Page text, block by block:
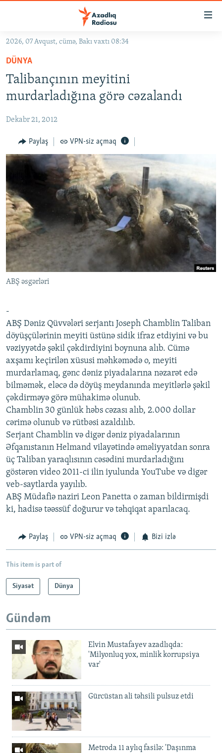
Əsas
qayıt
Əsas
naviqasiyaya
qayıt
Axtarışa
#İZAHLA
KORRUPSIOMETR
FƏRQƏ BAX
QANUNI DOĞRU
ARAŞDIRMA
MULTIMEDIA
VIDEO
FOTOQALEREYA
İNFOQRAFIKA
KARIKATURA
RADIO ARXIV
OXU ZALI
AZƏRBAYCAN ƏDƏBIYYATI KITABXANASI
İSLAM VƏ DEMOKRATIYA
İZ - MƏDƏNIYYƏT PROQRAMI
HAQQIMIZDA
MISSIYAMIZ
PEŞƏ ETIKASI VƏ JURNALISTIKA STANDARTLARIMIZ
MATERIALLARIMIZDAN ISTIFADƏ
AZADLIQRADIOSU MOBIL TELEFONUNUZDA
XƏBƏR BÜLLETENLƏRIMIZ
BIZI IZLƏ
RFE/RL-in bütün saytları
2026, 07 Avqust, cümə, Bakı vaxtı 08:34
DÜNYA
Talibançının meyitini
murdarladığına görə cəzalandı
Dekabr 21, 2012
Paylaş VPN-siz açmaq
ABŞ əsgərləri
-
ABŞ Dəniz Qüvvələri serjantı Joseph Chamblin Taliban
döyüşçülərinin meyiti üstünə sidik ifraz etdiyini və bu
vəziyyətdə şəkil çəkdirdiyini boynuna alıb. Cümə
axşamı keçirilən xüsusi məhkəmədə o, meyiti
murdarlamaq, gənc dəniz piyadalarına nəzarət edə
bilməmək, eləcə də döyüş meydanında meyitlərlə şəkil
çəkdirməyə görə mühakimə olunub.
Chamblin 30 günlük həbs cəzası alıb, 2.000 dollar
cərimə olunub və rütbəsi azaldılıb.
Serjant Chamblin və digər dəniz piyadalarının
Əfqanıstanın Helmand vilayətində əməliyyatdan sonra
üç Taliban yaraqlısının cəsədini murdarladığını
göstərən video 2011-ci ilin iyulunda YouTube və digər
veb-saytlarda yayılıb.
ABŞ Müdafiə naziri Leon Panetta o zaman bildirmişdi
ki, hadisə təəssüf doğurur və təhqiqat aparılacaq.
Paylaş VPN-siz açmaq Bizi izlə
This item is part of
Siyasət Dünya
Gündəm
Elvin Mustafayev azadlıqda:
'Milyonluq yox, minlik korrupsiya
var'
Gürcüstan ali təhsili pulsuz etdi
Metroda 11 aylıq fasilə: 'Daşınma